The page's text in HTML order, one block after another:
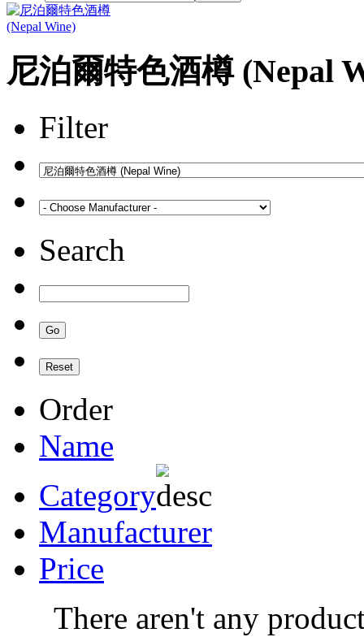
尼泊爾特色酒樽 (Nepal
Filter
Search
Order
Name
Category
Manufacturer
Price
There aren't any